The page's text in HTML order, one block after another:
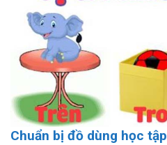
Chuẩn bị đồ dùng học tập